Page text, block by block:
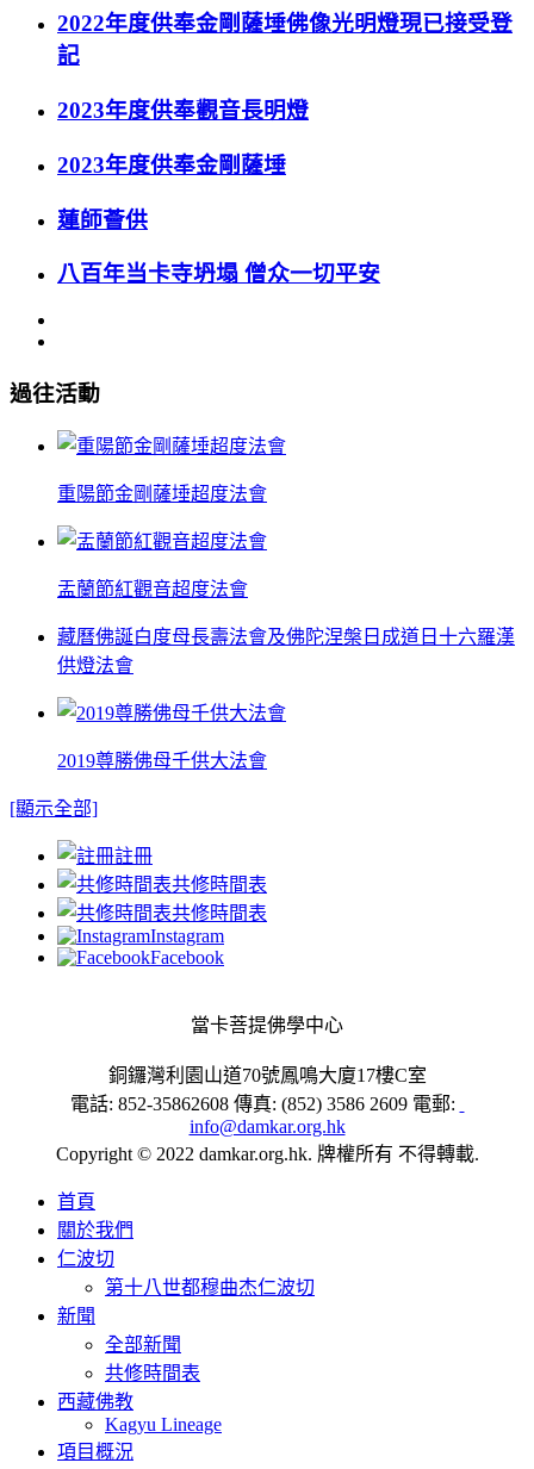
2022年度供奉金剛薩埵佛像光明燈現已接受登
記
2023年度供奉觀音長明燈
2023年度供奉金剛薩埵
蓮師薈供
八百年当卡寺坍塌 僧众一切平安
過往活動
重陽節金剛薩埵超度法會
盂蘭節紅觀音超度法會
藏曆佛誕白度母長壽法會及佛陀涅槃日成道日十六羅漢
供燈法會
2019尊勝佛母千供大法會
[顯示全部]
註冊
共修時間表
共修時間表
Instagram
Facebook
當卡菩提佛學中心
銅鑼灣利園山道70號鳳鳴大廈17樓C室
電話: 852-35862608 傳真: (852) 3586 2609 電郵:
info@damkar.org.hk
Copyright © 2022 damkar.org.hk. 牌權所有 不得轉載.
首頁
關於我們
仁波切
第十八世都穆曲杰仁波切
新聞
全部新聞
共修時間表
西藏佛教
Kagyu Lineage
項目概況